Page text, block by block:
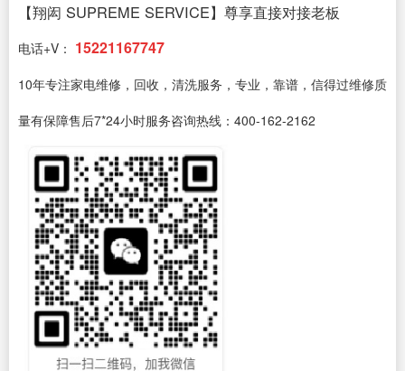
【翔闳 SUPREME SERVICE】尊享直接对接老板
电话+V： 15221167747
10年专注家电维修，回收，清洗服务，专业，靠谱，信得过维修质
量有保障售后7*24小时服务咨询热线：400-162-2162